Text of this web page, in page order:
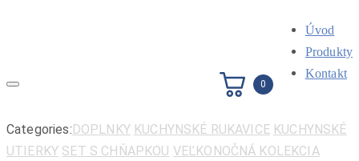
Toggle
0
Úvod
Produkty
Kontakt
Categories:DOPLNKY KUCHYNSKÉ RUKAVICE KUCHYNSKÉ
UTIERKY SET S CHŇAPKOU VEĽKONOČNÁ KOLEKCIA